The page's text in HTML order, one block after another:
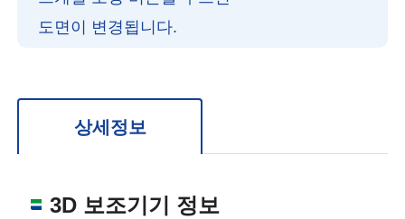
도면이 변경됩니다.
위치 이동: 우측 드래그
상세정보
3D 보조기기 정보